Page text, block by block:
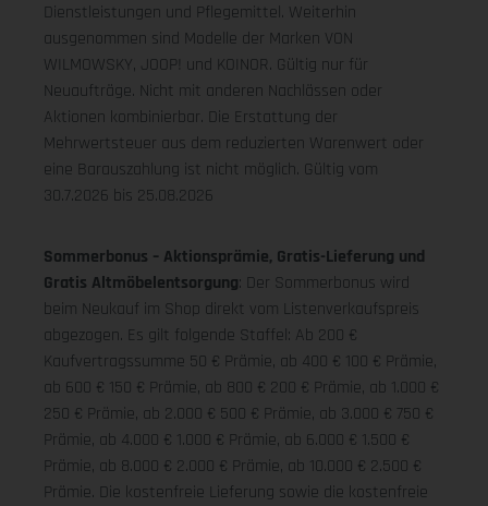
Dienstleistungen und Pflegemittel. Weiterhin
ausgenommen sind Modelle der Marken VON
WILMOWSKY, JOOP! und KOINOR. Gültig nur für
Neuaufträge. Nicht mit anderen Nachlässen oder
Aktionen kombinierbar. Die Erstattung der
Mehrwertsteuer aus dem reduzierten Warenwert oder
eine Barauszahlung ist nicht möglich. Gültig vom
30.7.2026 bis 25.08.2026
Sommerbonus – Aktionsprämie, Gratis-Lieferung und
Gratis Altmöbelentsorgung: Der Sommerbonus wird
beim Neukauf im Shop direkt vom Listenverkaufspreis
abgezogen. Es gilt folgende Staffel: Ab 200 €
Kaufvertragssumme 50 € Prämie, ab 400 € 100 € Prämie,
ab 600 € 150 € Prämie, ab 800 € 200 € Prämie, ab 1.000 €
250 € Prämie, ab 2.000 € 500 € Prämie, ab 3.000 € 750 €
Prämie, ab 4.000 € 1.000 € Prämie, ab 6.000 € 1.500 €
Prämie, ab 8.000 € 2.000 € Prämie, ab 10.000 € 2.500 €
Prämie. Die kostenfreie Lieferung sowie die kostenfreie